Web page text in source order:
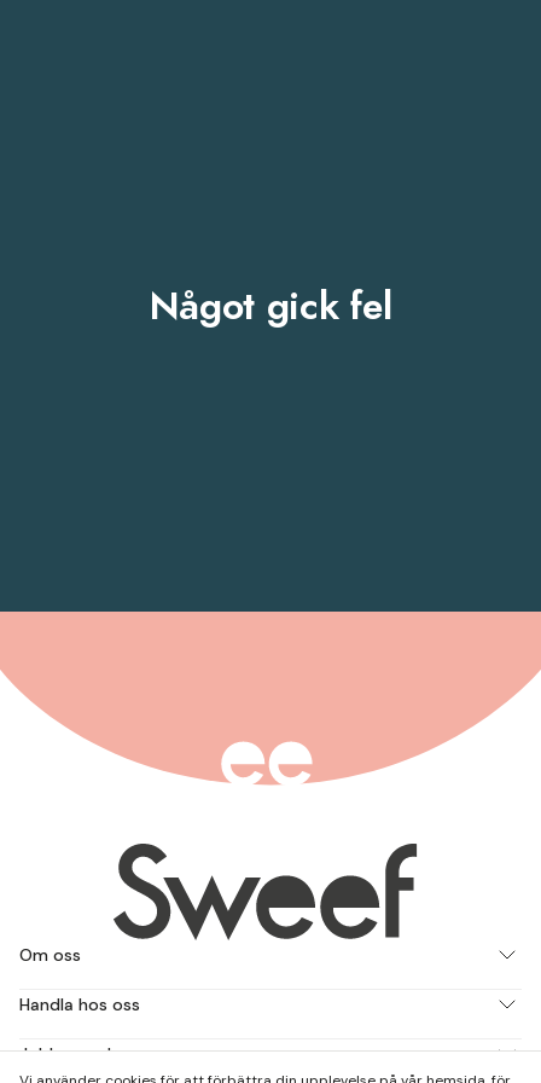
Något gick fel
Om oss
Handla hos oss
Jobba med oss